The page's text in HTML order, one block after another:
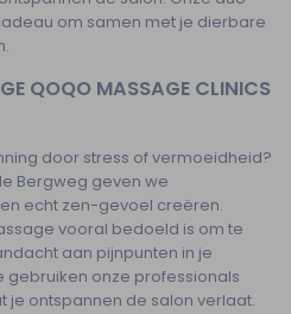
om samen met je dierbare
QOQO MASSAGE CLINICS
door stress of vermoeidheid?
Bergweg geven we
echt zen-gevoel creëren.
vooral bedoeld is om te
aan pijnpunten in je
gebruiken onze professionals
ontspannen de salon verlaat.